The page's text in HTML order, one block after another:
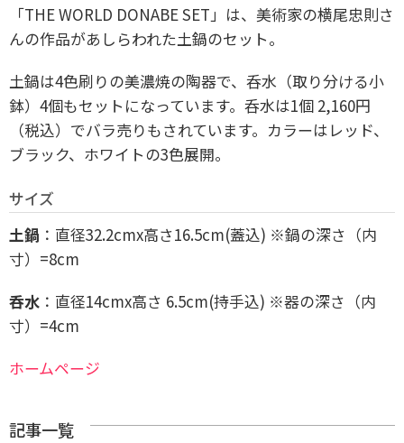
「THE WORLD DONABE SET」は、美術家の横尾忠則さ
んの作品があしらわれた土鍋のセット。
土鍋は4色刷りの美濃焼の陶器で、呑水（取り分ける小
鉢）4個もセットになっています。呑水は1個 2,160円
（税込）でバラ売りもされています。カラーはレッド、
ブラック、ホワイトの3色展開。
サイズ
土鍋 ：直径32.2cmx高さ16.5cm(蓋込) ※鍋の深さ（内
寸）=8cm
呑水 ：直径14cmx高さ 6.5cm(持手込) ※器の深さ（内
寸）=4cm
ホームページ
記事一覧